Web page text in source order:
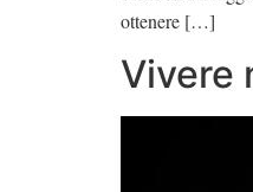
ottenere […]
Vivere